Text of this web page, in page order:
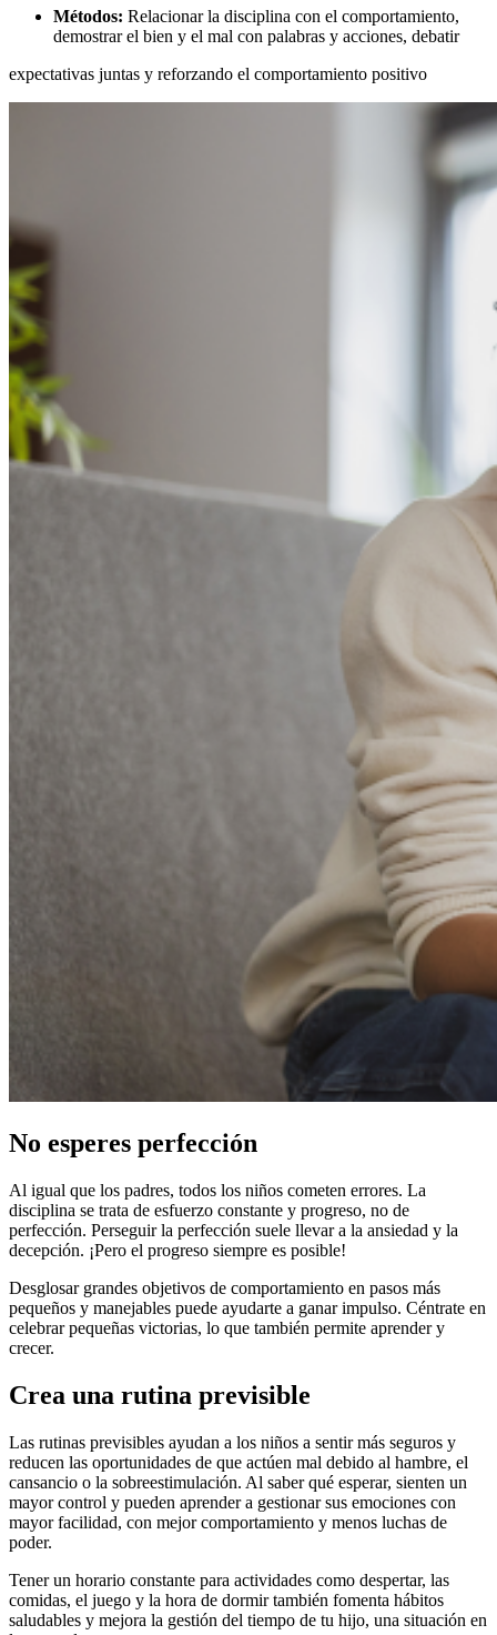
Métodos: Relacionar la disciplina con el comportamiento,
demostrar el bien y el mal con palabras y acciones, debatir
expectativas juntas y reforzando el comportamiento positivo
No esperes perfección
Al igual que los padres, todos los niños cometen errores. La
disciplina se trata de esfuerzo constante y progreso, no de
perfección. Perseguir la perfección suele llevar a la ansiedad y la
decepción. ¡Pero el progreso siempre es posible!
Desglosar grandes objetivos de comportamiento en pasos más
pequeños y manejables puede ayudarte a ganar impulso. Céntrate en
celebrar pequeñas victorias, lo que también permite aprender y
crecer.
Crea una rutina previsible
Las rutinas previsibles ayudan a los niños a sentir más seguros y
reducen las oportunidades de que actúen mal debido al hambre, el
cansancio o la sobreestimulación. Al saber qué esperar, sienten un
mayor control y pueden aprender a gestionar sus emociones con
mayor facilidad, con mejor comportamiento y menos luchas de
poder.
Tener un horario constante para actividades como despertar, las
comidas, el juego y la hora de dormir también fomenta hábitos
saludables y mejora la gestión del tiempo de tu hijo, una situación en